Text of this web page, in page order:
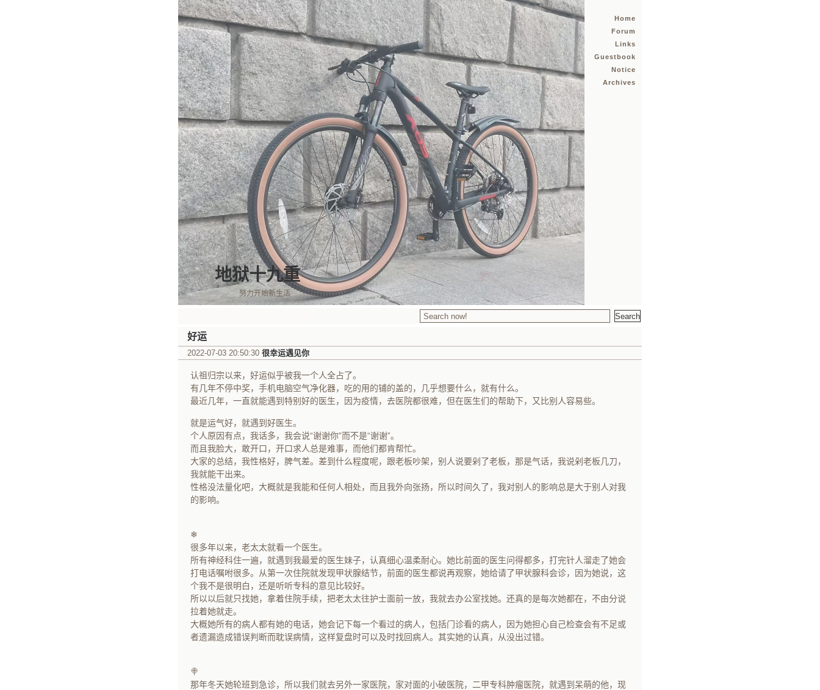
Home
Forum
Links
Guestbook
Notice
Archives
地狱十九重
努力开始新生活
好运
2022-07-03 20:50:30 很幸运遇见你
认祖归宗以来，好运似乎被我一个人全占了。
有几年不停中奖，手机电脑空气净化器，吃的用的铺的盖的，几乎想要什么，就有什么。
最近几年，一直就能遇到特别好的医生，因为疫情，去医院都很难，但在医生们的帮助下，又比别人容易些。
就是运气好，就遇到好医生。
个人原因有点，我话多，我会说“谢谢你”而不是“谢谢”。
而且我脸大，敢开口，开口求人总是难事，而他们都肯帮忙。
大家的总结，我性格好，脾气差。差到什么程度呢，跟老板吵架，别人说要剁了老板，那是气话，我说剁老板几刀，
我就能干出来。
性格没法量化吧，大概就是我能和任何人相处，而且我外向张扬，所以时间久了，我对别人的影响总是大于别人对我
的影响。
❄
很多年以来，老太太就看一个医生。
所有神经科住一遍，就遇到我最爱的医生妹子，认真细心温柔耐心。她比前面的医生问得都多，打完针人溜走了她会
打电话嘱咐很多。从第一次住院就发现甲状腺结节，前面的医生都说再观察，她给请了甲状腺科会诊，因为她说，这
个我不是很明白，还是听听专科的意见比较好。
所以以后就只找她，拿着住院手续，把老太太往护士面前一放，我就去办公室找她。还真的是每次她都在，不由分说
拉着她就走。
大概她所有的病人都有她的电话，她会记下每一个看过的病人，包括门诊看的病人，因为她担心自己检查会有不足或
者遗漏造成错误判断而耽误病情，这样复盘时可以及时找回病人。其实她的认真，从没出过错。
🍭
那年冬天她轮班到急诊，所以我们就去另外一家医院，家对面的小破医院，二甲专科肿瘤医院，就遇到呆萌的他，现